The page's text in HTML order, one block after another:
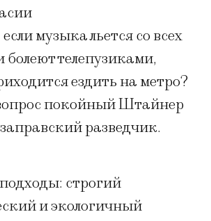
музыка льется со всех
болеют телепузиками,
ездить на метро?
покойный Штайнер
разведчик.
строгий
и экологичный